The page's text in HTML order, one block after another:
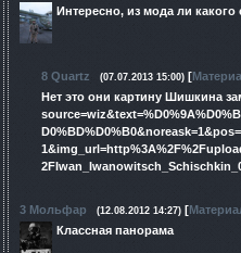
Интересно, из мода ли какого
8 Quartz (07.07.2013 15:00) [
Нет это они картину Шишкина
3 Мольфар (12.08.2012 14:27) [
Классная панорама